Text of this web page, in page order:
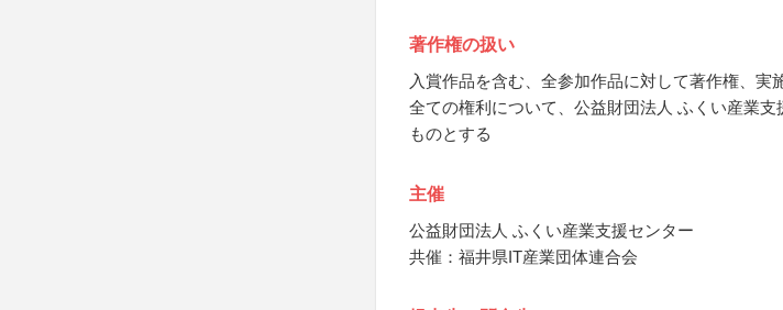
著作権の扱い
入賞作品を含む、全参加作品に対して著作権、実
全ての権利について、公益財団法人 ふくい産業
ものとする
主催
公益財団法人 ふくい産業支援センター
共催：福井県IT産業団体連合会